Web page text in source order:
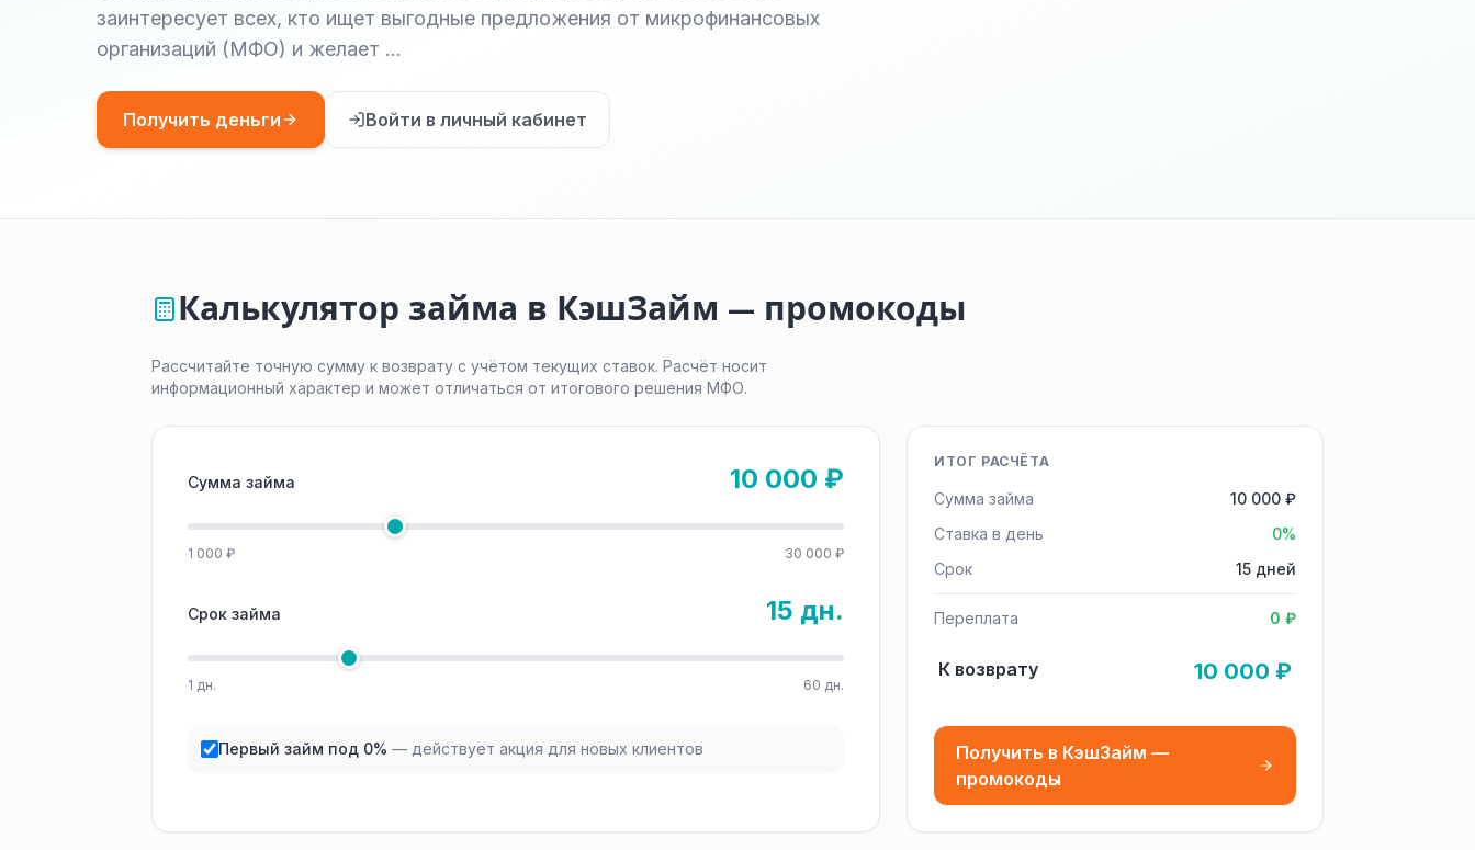
заинтересует всех, кто ищет выгодные предложения от микрофинансовых
организаций (МФО) и желает …
Получить деньги Войти в личный кабинет
Калькулятор займа в КэшЗайм — промокоды
Рассчитайте точную сумму к возврату с учётом текущих ставок. Расчёт носит
информационный характер и может отличаться от итогового решения МФО.
Сумма займа 10 000 ₽
1 000 ₽ 30 000 ₽
Срок займа 15 дн.
1 дн. 60 дн.
Первый займ под 0% — действует акция для новых клиентов
ИТОГ РАСЧЁТА
Сумма займа
10 000 ₽
Ставка в день
0%
Срок
15 дней
Переплата 0 ₽
К возврату 10 000 ₽
Получить в КэшЗайм —
промокоды